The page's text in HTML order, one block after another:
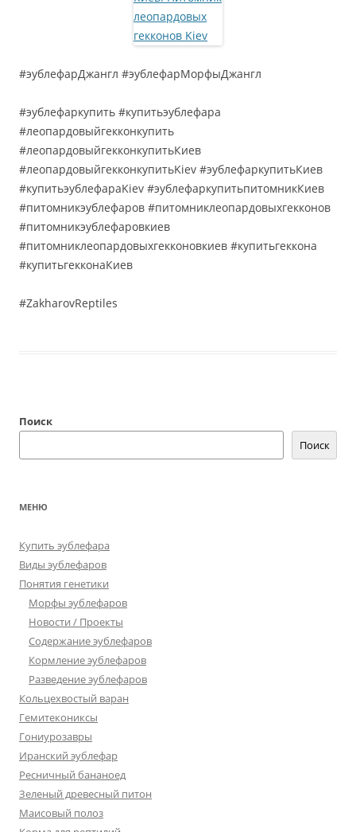
#эублефарДжангл #эублефарМорфыДжангл
#эублефаркупить #купитьэублефара
#леопардовыйгекконкупить
#леопардовыйгекконкупитьКиев
#леопардовыйгекконкупитьKiev #эублефаркупитьКиев
#купитьэублефараKiev #эублефаркупитьпитомникКиев
#питомникэублефаров #питомниклеопардовыхгекконов
#питомникэублефаровкиев
#питомниклеопардовыхгекконовкиев #купитьгеккона
#купитьгекконаКиев
#ZakharovReptiles
Поиск
Поиск
МЕНЮ
Купить эублефара
Виды эублефаров
Понятия генетики
Морфы эублефаров
Новости / Проекты
Содержание эублефаров
Кормление эублефаров
Разведение эублефаров
Кольцехвостый варан
Гемитекониксы
Гониурозавры
Иранский эублефар
Ресничный бананоед
Зеленый древесный питон
Маисовый полоз